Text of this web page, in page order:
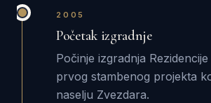
2005
Početak izgradnje
Počinje izgradnja
prvog stambenog projekta
naselju Zvezdara.